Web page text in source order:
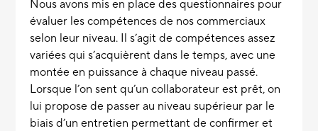
Nous avons mis en place des questionnaires pour
évaluer les compétences de nos commerciaux
selon leur niveau. Il s’agit de compétences assez
variées qui s’acquièrent dans le temps, avec une
montée en puissance à chaque niveau passé.
Lorsque l’on sent qu’un collaborateur est prêt, on
lui propose de passer au niveau supérieur par le
biais d’un entretien permettant de confirmer et